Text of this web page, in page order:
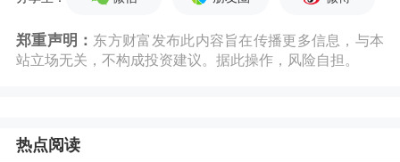
数量也均超百万股，燕塘乳业(78.80万
郑重声明： 东方财富发布此内容旨在传播更多信息，与本
站立场无关，不构成投资建议。据此操作，风险自担。
热点阅读